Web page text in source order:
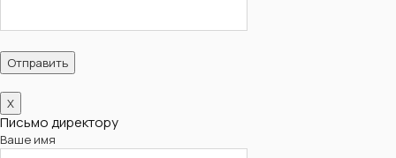
X
Письмо директору
Ваше имя